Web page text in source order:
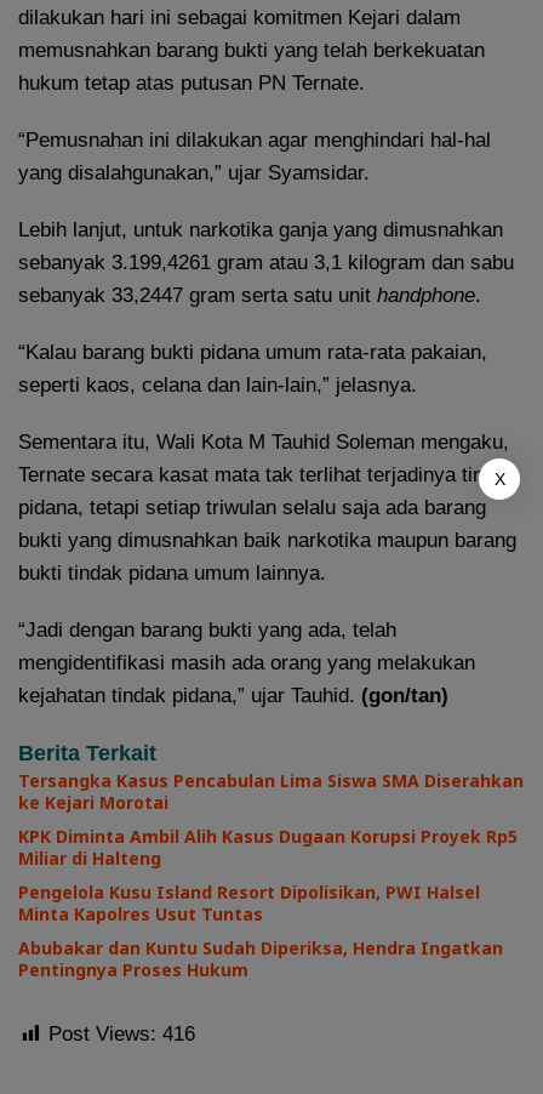
dilakukan hari ini sebagai komitmen Kejari dalam
memusnahkan barang bukti yang telah berkekuatan
hukum tetap atas putusan PN Ternate.
“Pemusnahan ini dilakukan agar menghindari hal-hal
yang disalahgunakan,” ujar Syamsidar.
Lebih lanjut, untuk narkotika ganja yang dimusnahkan
sebanyak 3.199,4261 gram atau 3,1 kilogram dan sabu
sebanyak 33,2447 gram serta satu unit handphone.
“Kalau barang bukti pidana umum rata-rata pakaian,
seperti kaos, celana dan lain-lain,” jelasnya.
Sementara itu, Wali Kota M Tauhid Soleman mengaku,
Ternate secara kasat mata tak terlihat terjadinya tindak
pidana, tetapi setiap triwulan selalu saja ada barang
bukti yang dimusnahkan baik narkotika maupun barang
bukti tindak pidana umum lainnya.
“Jadi dengan barang bukti yang ada, telah
mengidentifikasi masih ada orang yang melakukan
kejahatan tindak pidana,” ujar Tauhid. (gon/tan)
Berita Terkait
Tersangka Kasus Pencabulan Lima Siswa SMA Diserahkan
ke Kejari Morotai
KPK Diminta Ambil Alih Kasus Dugaan Korupsi Proyek Rp5
Miliar di Halteng
Pengelola Kusu Island Resort Dipolisikan, PWI Halsel
Minta Kapolres Usut Tuntas
Abubakar dan Kuntu Sudah Diperiksa, Hendra Ingatkan
Pentingnya Proses Hukum
Post Views: 416
X